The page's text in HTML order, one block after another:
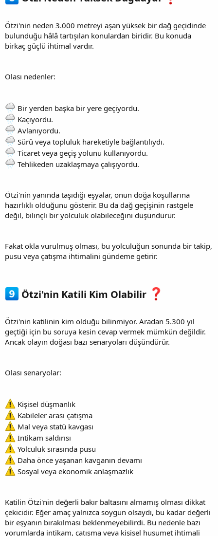
Ötzi'nin neden 3.000 metreyi aşan yüksek bir dağ geçidinde
bulunduğu hâlâ tartışılan konulardan biridir. Bu konuda
birkaç güçlü ihtimal vardır.
Olası nedenler:
Bir yerden başka bir yere geçiyordu.
Kaçıyordu.
Avlanıyordu.
Sürü veya topluluk hareketiyle bağlantılıydı.
Ticaret veya geçiş yolunu kullanıyordu.
Tehlikeden uzaklaşmaya çalışıyordu.
Ötzi'nin yanında taşıdığı eşyalar, onun doğa koşullarına
hazırlıklı olduğunu gösterir. Bu da dağ geçişinin rastgele
değil, bilinçli bir yolculuk olabileceğini düşündürür.
Fakat okla vurulmuş olması, bu yolculuğun sonunda bir takip,
pusu veya çatışma ihtimalini gündeme getirir.
Ötzi'nin Katili Kim Olabilir
Ötzi'nin katilinin kim olduğu bilinmiyor. Aradan 5.300 yıl
geçtiği için bu soruya kesin cevap vermek mümkün değildir.
Ancak olayın doğası bazı senaryoları düşündürür.
Olası senaryolar:
Kişisel düşmanlık
Kabileler arası çatışma
Mal veya statü kavgası
İntikam saldırısı
Yolculuk sırasında pusu
Daha önce yaşanan kavganın devamı
Sosyal veya ekonomik anlaşmazlık
Katilin Ötzi'nin değerli bakır baltasını almamış olması dikkat
çekicidir. Eğer amaç yalnızca soygun olsaydı, bu kadar değerli
bir eşyanın bırakılması beklenmeyebilirdi. Bu nedenle bazı
yorumlarda intikam, çatışma veya kişisel husumet ihtimali